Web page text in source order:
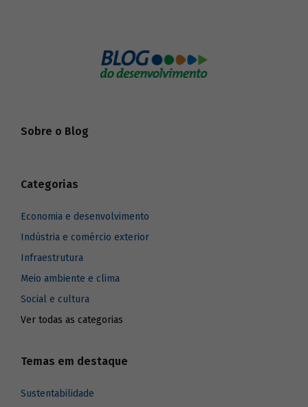
Sobre o Blog
Categorias
Economia e desenvolvimento
Indústria e comércio exterior
Infraestrutura
Meio ambiente e clima
Social e cultura
Ver todas as categorias
Temas em destaque
Sustentabilidade